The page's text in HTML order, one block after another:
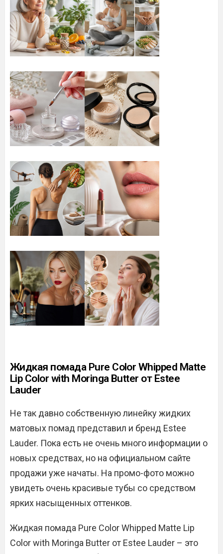
Жидкая помада Pure Color Whipped Matte
Lip Color with Moringa Butter от Estee
Lauder
Не так давно собственную линейку жидких
матовых помад представил и бренд Estee
Lauder. Пока есть не очень много информации о
новых средствах, но на официальном сайте
продажи уже начаты. На промо-фото можно
увидеть очень красивые тубы со средством
ярких насыщенных оттенков.
Жидкая помада Pure Color Whipped Matte Lip
Color with Moringa Butter от Estee Lauder – это